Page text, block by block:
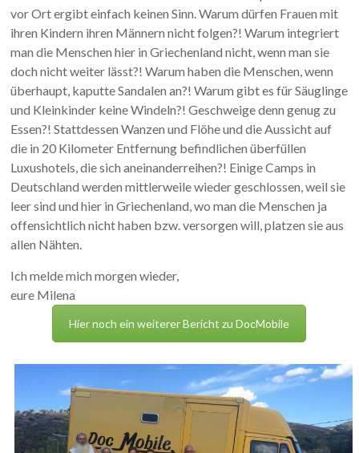
vor Ort ergibt einfach keinen Sinn. Warum dürfen Frauen mit
ihren Kindern ihren Männern nicht folgen?! Warum integriert
man die Menschen hier in Griechenland nicht, wenn man sie
doch nicht weiter lässt?! Warum haben die Menschen, wenn
überhaupt, kaputte Sandalen an?! Warum gibt es für Säuglinge
und Kleinkinder keine Windeln?! Geschweige denn genug zu
Essen?! Stattdessen Wanzen und Flöhe und die Aussicht auf
die in 20 Kilometer Entfernung befindlichen überfüllen
Luxushotels, die sich aneinanderreihen?! Einige Camps in
Deutschland werden mittlerweile wieder geschlossen, weil sie
leer sind und hier in Griechenland, wo man die Menschen ja
offensichtlich nicht haben bzw. versorgen will, platzen sie aus
allen Nähten.
Ich melde mich morgen wieder,
eure Milena
Hier noch ein weiterer Bericht zu DocMobile